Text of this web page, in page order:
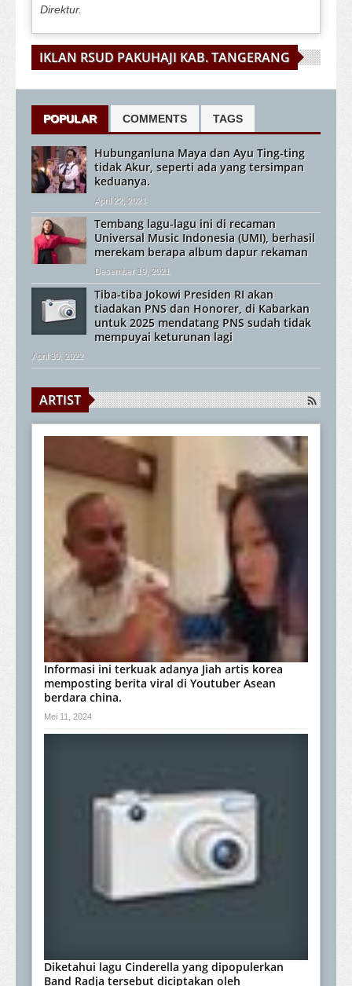
Direktur.
IKLAN RSUD PAKUHAJI KAB. TANGERANG
POPULAR COMMENTS TAGS
Hubunganluna Maya dan Ayu Ting-ting
tidak Akur, seperti ada yang tersimpan
keduanya.
April 22, 2021
Tembang lagu-lagu ini di recaman
Universal Music Indonesia (UMI), berhasil
merekam berapa album dapur rekaman
Desember 19, 2021
Tiba-tiba Jokowi Presiden RI akan
tiadakan PNS dan Honorer, di Kabarkan
untuk 2025 mendatang PNS sudah tidak
mempuyai keturunan lagi
April 30, 2022
ARTIST
Informasi ini terkuak adanya Jiah artis korea
memposting berita viral di Youtuber Asean
berdara china.
Mei 11, 2024
Diketahui lagu Cinderella yang dipopulerkan
Band Radja tersebut diciptakan oleh